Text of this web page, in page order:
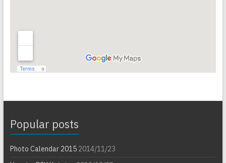
Popular posts
Photo Calendar 20152014/11/23